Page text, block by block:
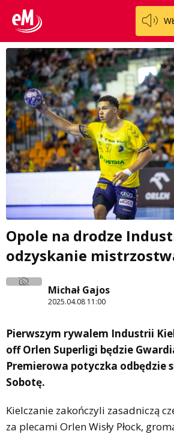
Opole na drodze
odzyskanie
Michał Gajos
2025.04.08 11:00
Pierwszym rywalem Industrii
off Orlen Superligi będzie
Premierowa potyczka odbędzie
Sobotę.
Kielczanie zakończyli zasadniczą
za plecami Orlen Wisły Płock,